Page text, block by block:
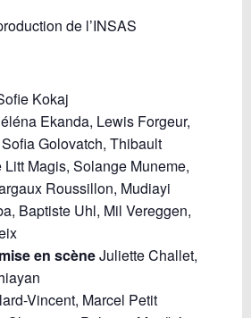
de l’INSAS
Kokaj
Ekanda, Lewis Forgeur,
Golovatch, Thibault
Magis, Solange Muneme,
Roussillon, Mudiayi
Baptiste Uhl, Mil Vereggen,
en scèneJuliette Challet,
Vincent, Marcel Petit